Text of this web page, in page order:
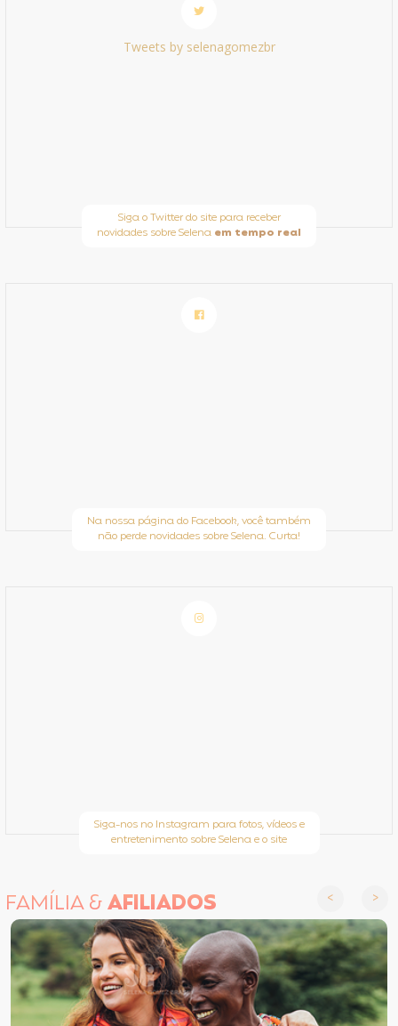
Tweets by selenagomezbr
Siga o Twitter do site para receber
novidades sobre Selena em tempo real
Na nossa página do Facebook, você também
não perde novidades sobre Selena. Curta!
Siga-nos no Instagram para fotos, vídeos e
entretenimento sobre Selena e o site
FAMÍLIA &AFILIADOS